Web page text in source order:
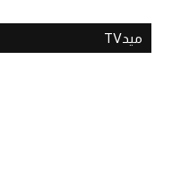
ميدTV